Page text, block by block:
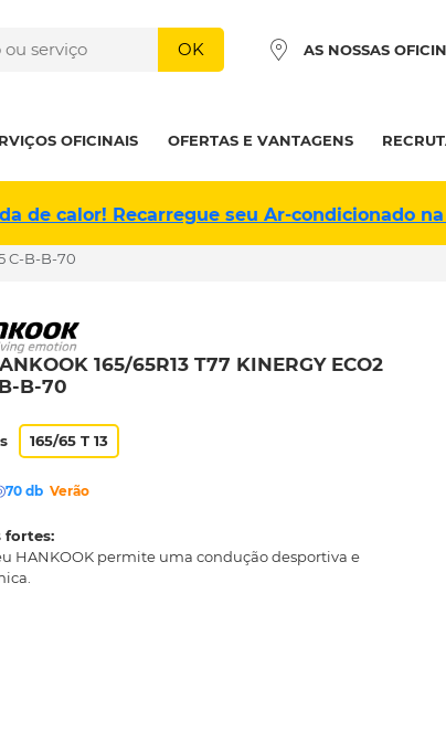
OK AS NOSSAS
OFICINAIS OFERTAS E VANTAGENS
de calor! Recarregue seu Ar-condicionado
C-B-B-70
165/65R13 T77 KINERGY ECO2
B-70
165/65 T 13
70 db Verão
fortes:
HANKOOK permite uma condução desportiva e